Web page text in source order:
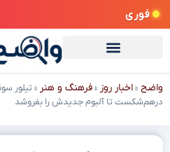
فوری
واضح »اخبار روز »فرهنگ و هنر »
درهم‌شکست تا آلبوم جدیدش را بفروشد